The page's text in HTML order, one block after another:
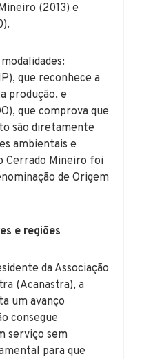
(2013) e
que reconhece a
produção, e
que comprova que
são diretamente
ambientais e
Cerrado Mineiro foi
de Origem
e regiões
da Associação
(Acanastra), a
um avanço
consegue
serviço sem
para que